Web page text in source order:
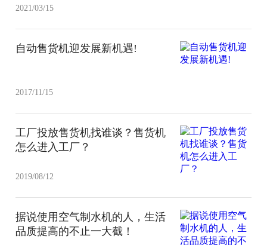
2021/03/15
自动售货机迎发展新机遇!
2017/11/15
工厂投放售货机找谁谈？售货机
怎么进入工厂？
2019/08/12
据说使用空气制水机的人，生活
品质提高的不止一大截！